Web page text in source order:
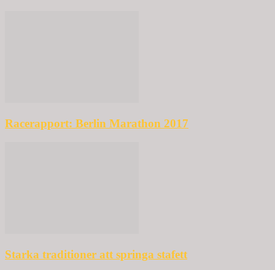
Racerapport: Berlin Marathon 2017
Starka traditioner att springa stafett